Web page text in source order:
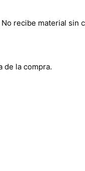
recibe material sin
de la compra.